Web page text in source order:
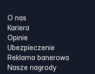
O nas
Kariera
Opinie
Ubezpieczenie
Reklama banerowa
Nasze nagrody